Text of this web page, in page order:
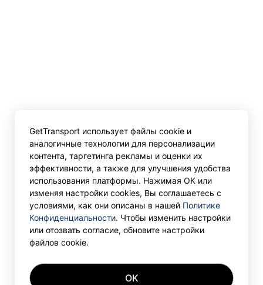
GetTransport использует файлы cookie и
аналогичные технологии для персонализации
контента, таргетинга рекламы и оценки их
эффективности, а также для улучшения удобства
использования платформы. Нажимая ОК или
изменяя настройки cookies, Вы соглашаетесь с
условиями, как они описаны в нашей Политике
Конфиденциальности. Чтобы изменить настройки
или отозвать согласие, обновите настройки
файлов cookie.
OK